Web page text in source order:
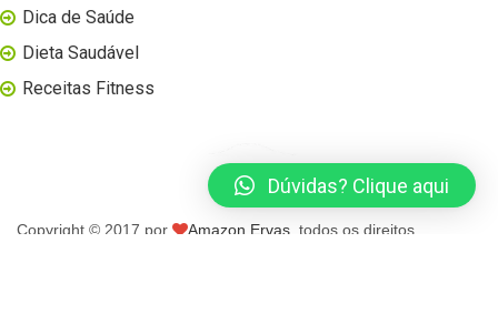
Dica de Saúde
Dieta Saudável
Receitas Fitness
Copyright © 2017 por Amazon Ervas , todos os direitos
Dúvidas? Clique aqui